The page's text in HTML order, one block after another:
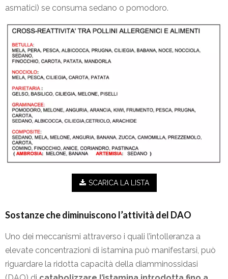
asmatici) se consuma sedano o pomodoro.
SCARICA LA LISTA
Sostanze che diminuiscono l’attività del DAO
Uno dei meccanismi attraverso i quali l’intolleranza a
elevate concentrazioni di istamina può manifestarsi, può
riguardare la ridotta capacità della diamminossidasi